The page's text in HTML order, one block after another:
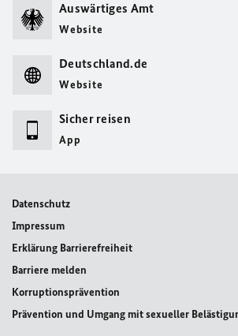
Auswärtiges Amt
Website
Deutschland.de
Website
Sicher reisen
App
Datenschutz
Impressum
Erklärung Barrierefreiheit
Barriere melden
Korruptionsprävention
Prävention und Umgang mit sexueller